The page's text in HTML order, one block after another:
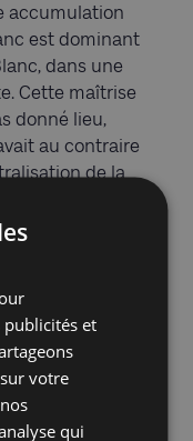
accumulation
est dominant
dans une
Cette maîtrise
donné lieu,
au contraire
de la
seul cas où des
de mention
les plus
« c’est
sont-ils Blancs
La bienveillance a
le
publicités et
votre
qui